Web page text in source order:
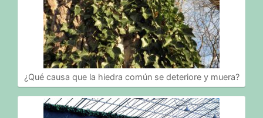
¿Qué causa que la hiedra común se deteriore y muera?